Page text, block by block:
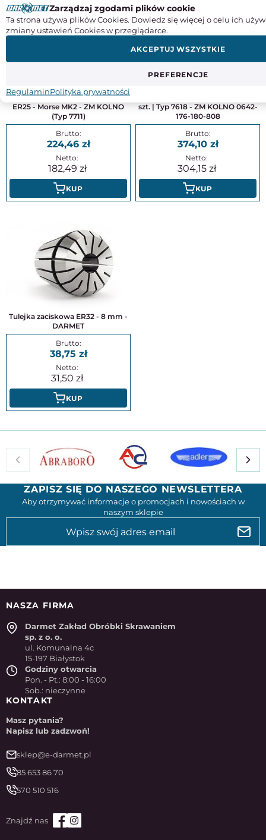
Oprawka zaciskowa do tulejek
ER25 - Morse MK2 - ZM KOLNO
(Typ 7711)
224,46
182,49
KUP
szt. | Typ 7618 - ZM KOLNO 0642-
176-180-808
374,10
304,15
KUP
Tulejka zaciskowa ER32 - 8 mm -
DARMET
38,75
31,50
KUP
ZAPISZ SIĘ DO NASZEGO NEWSLETTERA
Aby otrzymywać informacje o promocjach i nowościach w
naszym sklepie
NASZA FIRMA
Darmet Zakład Obróbki Skrawaniem
sp. z o. o.
ul. Komunalna 4c
15-197 Białystok
Godziny otwarcia
Pon. - Pt.: 8:00 - 16:00
Sob.: nieczynne
KONTAKT
Masz pytania?
Napisz lub zadzwoń!
sklep@e-darmet.pl
85 653 86 70
570 510 516
Zarządzaj zgodami plików cookie
Ta strona używa plików Cookies. Dowiedz się więcej o celu ich
zmiany ustawień Cookies w przeglądarce.
PREFERENCJE
AKCEPTUJ WSZYSTKIE
RegulaminPolityka prywatności